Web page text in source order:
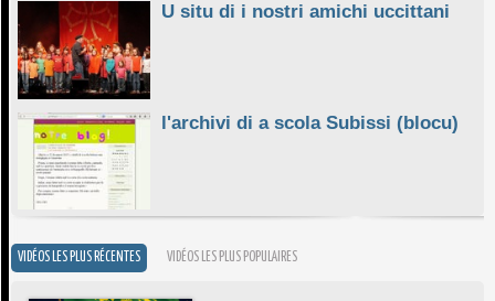
U situ di i nostri amichi uccittani
l'archivi di a scola Subissi (blocu)
VIDÉOS LES PLUS RÉCENTES VIDÉOS LES PLUS POPULAIRES